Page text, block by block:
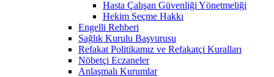
Hasta Çalışan Güvenliği Yönetmeliği
Hekim Seçme Hakkı
Engelli Rehberi
Sağlık Kurulu Başvurusu
Refakat Politikamız ve Refakatçi Kuralları
Nöbetçi Eczaneler
Anlaşmalı Kurumlar